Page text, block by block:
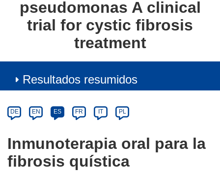
pseudomonas A clinical
trial for cystic fibrosis
treatment
Resultados resumidos
Category
Article
available
the
following
languages:
DE EN ES FR IT PL
Inmunoterapia oral para la
fibrosis quística